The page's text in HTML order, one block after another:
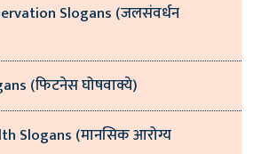
Slogans (जलसंवर्धन
(फिटनेस घोषवाक्ये)
Slogans (मानसिक आरोग्य